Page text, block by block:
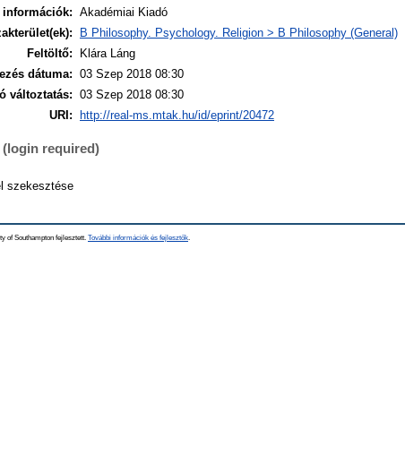
információk: Akadémiai Kiadó
B Philosophy. Psychology. Religion > B Philosophy (General)
Feltöltő:
Klára Láng
dátuma: 03 Szep 2018 08:30
változtatás:
03 Szep 2018 08:30
URI:
http://real-ms.mtak.hu/id/eprint/20472
required)
szekesztése
of Southampton fejlesztett. További információk és fejlesztők